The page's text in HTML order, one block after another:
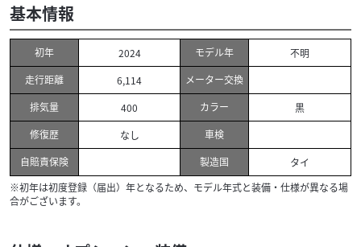
基本情報
初年 2024 モデル年
不明
走行距離
6,114
メーター交換
排気量
400 カラー
黒
修復歴
なし
車検
自賠責保険
製造国
タイ
※初年は初度登録（届出）年となるため、モデル年式と装備・仕様が異なる場
合がございます。